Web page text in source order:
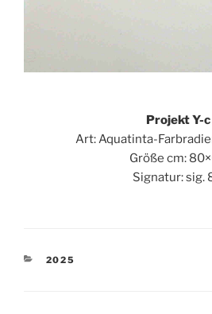
Projekt Y-c
Art: Aquatinta-
Größe cm:
Signatur: sig.
KATEGORIEN
2025